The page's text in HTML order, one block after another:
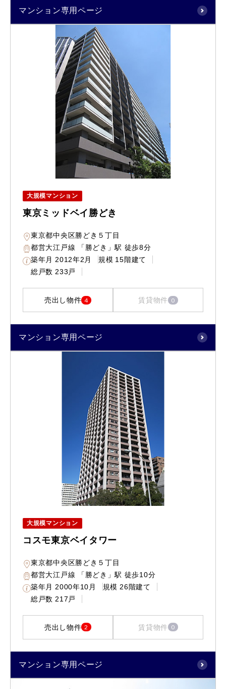
マンション専用ページ
大規模マンション
東京ミッドベイ勝どき
東京都中央区勝どき５丁目
都営大江戸線 「勝どき」駅 徒歩8分
築年月 2012年2月 規模 15階建て
総戸数 233戸
売出し物件 4 賃貸物件 0
マンション専用ページ
大規模マンション
コスモ東京ベイタワー
東京都中央区勝どき５丁目
都営大江戸線 「勝どき」駅 徒歩10分
築年月 2000年10月 規模 26階建て
総戸数 217戸
売出し物件 2 賃貸物件 0
マンション専用ページ